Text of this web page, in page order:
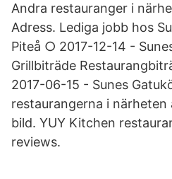
Andra restauranger i
Adress. Lediga jobb hos
Piteå ○ 2017-12-14 -
Grillbiträde
2017-06-15 - Sunes
restaurangerna i närheten
bild. YUY Kitchen
reviews.